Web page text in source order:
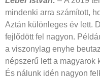
mindenki arra számított,
Aztán különleges év lett.
fejlődött fel nagyon.
a viszonylag enyhe
népszerű lett a magyarok
És nálunk idén nagyon